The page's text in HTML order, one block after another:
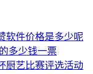
软件价格是多少呢
多少钱一票
厨艺比赛评选活动